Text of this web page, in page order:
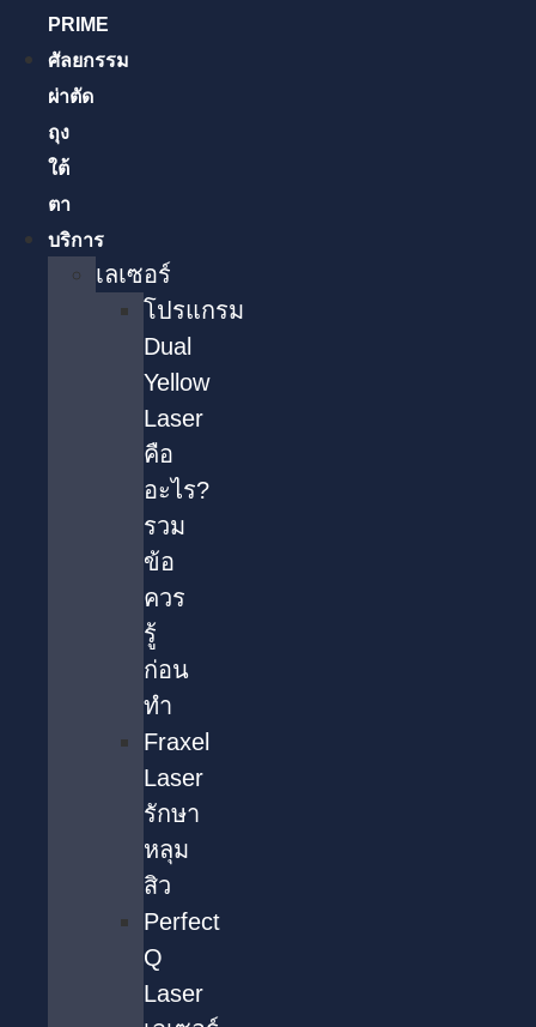
PRIME
ศัลยกรรม
ผ่าตัด
ถุง
ใต้
ตา
บริการ
เลเซอร์
โปรแกรม
Dual
Yellow
Laser
คือ
อะไร?
รวม
ข้อ
ควร
รู้
ก่อน
ทำ
Fraxel
Laser
รักษา
หลุม
สิว
Perfect
Q
Laser